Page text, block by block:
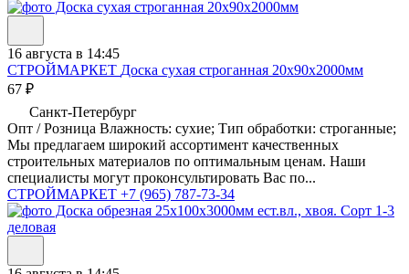
16 августа в 14:45
СТРОЙМАРКЕТ Доска сухая строганная 20х90х2000мм
67 ₽
Санкт-Петербург
Опт / Розница Влажность: сухие; Тип обработки: строганные;
Мы предлагаем широкий ассортимент качественных
строительных материалов по оптимальным ценам. Наши
специалисты могут проконсультировать Вас по...
СТРОЙМАРКЕТ +7 (965) 787-73-34